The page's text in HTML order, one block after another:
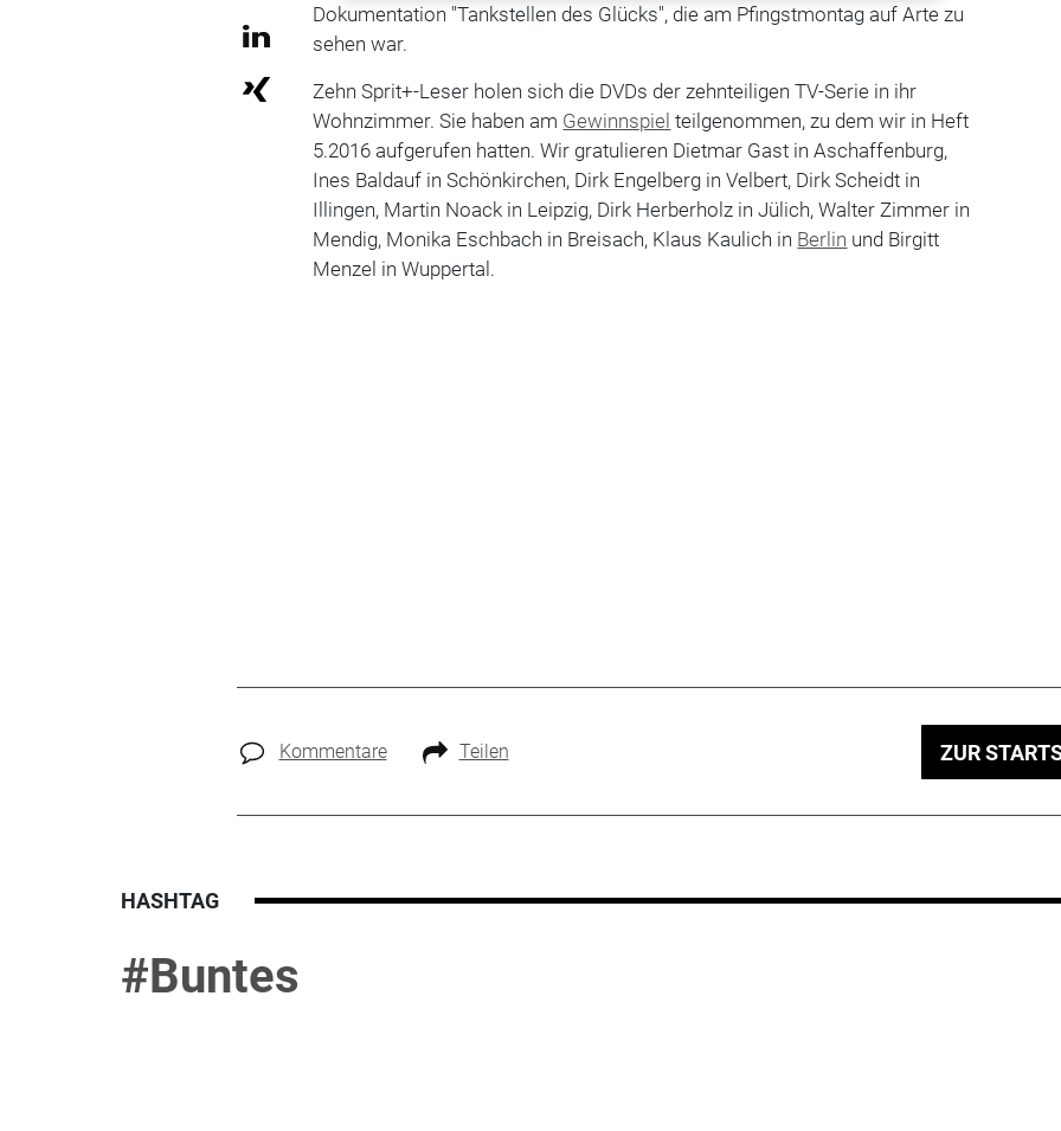
Dokumentation "Tankstellen des Glücks", die am Pfingstmontag auf Arte zu
sehen war.
Zehn Sprit+-Leser holen sich die DVDs der zehnteiligen TV-Serie in ihr
Wohnzimmer. Sie haben am Gewinnspiel teilgenommen, zu dem wir in Heft
5.2016 aufgerufen hatten. Wir gratulieren Dietmar Gast in Aschaffenburg,
Ines Baldauf in Schönkirchen, Dirk Engelberg in Velbert, Dirk Scheidt in
Illingen, Martin Noack in Leipzig, Dirk Herberholz in Jülich, Walter Zimmer in
Mendig, Monika Eschbach in Breisach, Klaus Kaulich in Berlin und Birgitt
Menzel in Wuppertal.
Kommentare Teilen ZUR
HASHTAG
#Buntes